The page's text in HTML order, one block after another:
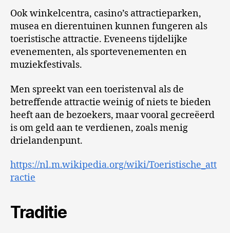
Ook winkelcentra, casino’s attractieparken,
musea en dierentuinen kunnen fungeren als
toeristische attractie. Eveneens tijdelijke
evenementen, als sportevenementen en
muziekfestivals.
Men spreekt van een toeristenval als de
betreffende attractie weinig of niets te bieden
heeft aan de bezoekers, maar vooral gecreëerd
is om geld aan te verdienen, zoals menig
drielandenpunt.
https://nl.m.wikipedia.org/wiki/Toeristische_att
ractie
Traditie